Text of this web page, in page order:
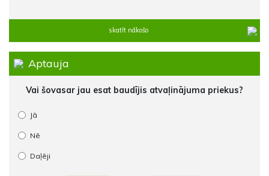
skatīt nākošo
Aptauja
Vai šovasar jau esat baudījis atvaļinājuma priekus?
Jā
Nē
Daļēji